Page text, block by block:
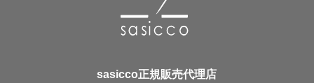
sasicco正規販売代理店